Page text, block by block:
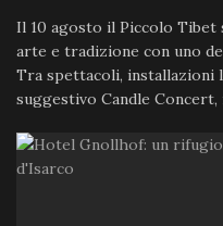
Il 10 agosto il Piccolo Tibet
arte e tradizione con uno
Tra spettacoli, installazioni
suggestivo Candle Concert,